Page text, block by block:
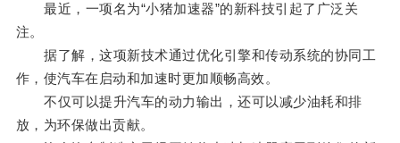
最近，一项名为“小猪加速器”的新科技引起了广泛关
注。
据了解，这项新技术通过优化引擎和传动系统的协同工
作，使汽车在启动和加速时更加顺畅高效。
不仅可以提升汽车的动力输出，还可以减少油耗和排
放，为环保做出贡献。